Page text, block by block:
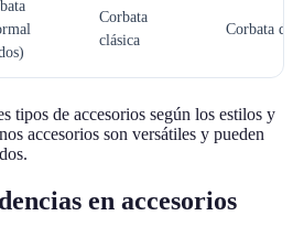
Corbata
clásica
Corbata
tipos de accesorios según los estilos y
accesorios son versátiles y pueden
en accesorios